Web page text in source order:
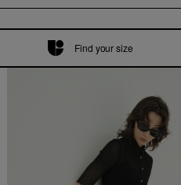
Find your size